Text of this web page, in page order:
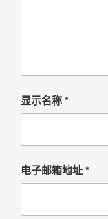
显示名称*
电子邮箱地址*